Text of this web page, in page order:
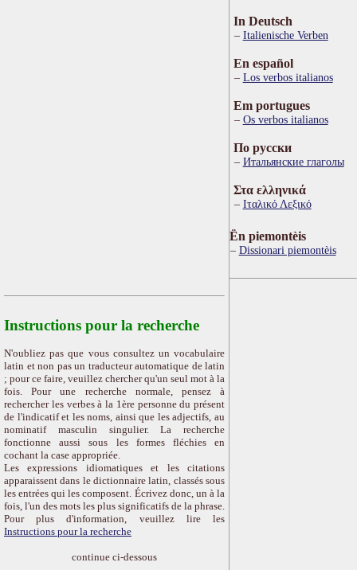
Instructions pour la recherche
N'oubliez pas que vous consultez un vocabulaire
latin et non pas un traducteur automatique de latin
; pour ce faire, veuillez chercher qu'un seul mot à la
fois. Pour une recherche normale, pensez à
rechercher les verbes à la 1ère personne du présent
de l'indicatif et les noms, ainsi que les adjectifs, au
nominatif masculin singulier. La recherche
fonctionne aussi sous les formes fléchies en
cochant la case appropriée.
Les expressions idiomatiques et les citations
apparaissent dans le dictionnaire latin, classés sous
les entrées qui les composent. Écrivez donc, un à la
fois, l'un des mots les plus significatifs de la phrase.
Pour plus d'information, veuillez lire les
Instructions pour la recherche
continue ci-dessous
In Deutsch
Italienische Verben
En español
Los verbos italianos
Em portugues
Os verbos italianos
По русски
Итальянские глаголы
Στα ελληνικά
Ιταλικό Λεξικό
Ën piemontèis
Dissionari piemontèis